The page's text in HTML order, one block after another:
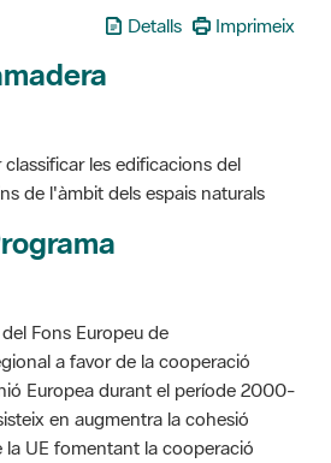
Detalls Imprimeix
les edificacions del
de l'àmbit dels espais naturals
Fons Europeu de
a favor de la cooperació
Europea durant el període 2000-
en augmentra la cohesió
UE fomentant la cooperació